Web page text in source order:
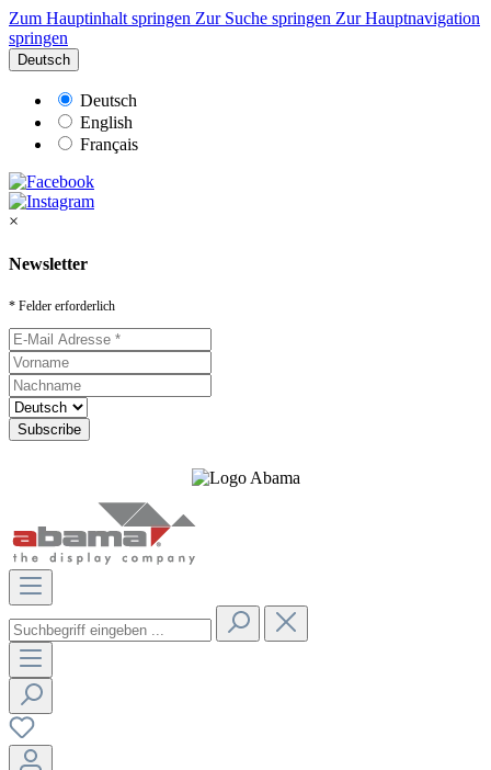
Zum Hauptinhalt springen Zur Suche springen Zur Hauptnavigation
springen
Deutsch
Deutsch
English
Français
×
Newsletter
* Felder erforderlich